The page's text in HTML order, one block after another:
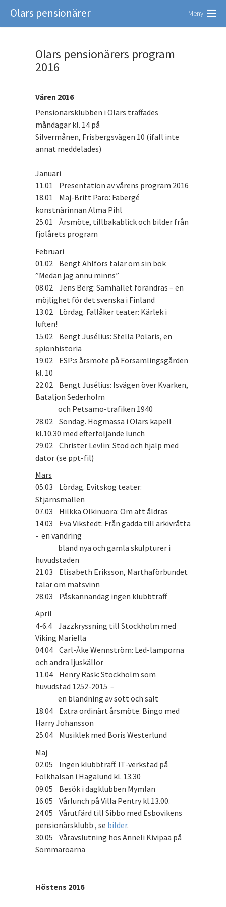
Olars pensionärer Meny
Olars pensionärers program
2016
Våren 2016
Pensionärsklubben i Olars träffades
måndagar kl. 14 på
Silvermånen, Frisbergsvägen 10 (ifall inte
annat meddelades)
Januari
11.01 Presentation av vårens program 2016
18.01 Maj-Britt Paro: Fabergé
konstnärinnan Alma Pihl
25.01 Årsmöte, tillbakablick och bilder från
fjolårets program
Februari
01.02 Bengt Ahlfors talar om sin bok
”Medan jag ännu minns”
08.02 Jens Berg: Samhället förändras – en
möjlighet för det svenska i Finland
13.02 Lördag. Fallåker teater: Kärlek i
luften!
15.02 Bengt Jusélius: Stella Polaris, en
spionhistoria
19.02 ESP:s årsmöte på Församlingsgården
kl. 10
22.02 Bengt Jusélius: Isvägen över Kvarken,
Bataljon Sederholm
och Petsamo-trafiken 1940
28.02 Söndag. Högmässa i Olars kapell
kl.10.30 med efterföljande lunch
29.02 Christer Levlin: Stöd och hjälp med
dator (se ppt-fil)
Mars
05.03 Lördag. Evitskog teater:
Stjärnsmällen
07.03 Hilkka Olkinuora: Om att åldras
14.03 Eva Vikstedt: Från gädda till arkivråtta
- en vandring
bland nya och gamla skulpturer i
huvudstaden
21.03 Elisabeth Eriksson, Marthaförbundet
talar om matsvinn
28.03 Påskannandag ingen klubbträff
April
4-6.4 Jazzkryssning till Stockholm med
Viking Mariella
04.04 Carl-Åke Wennström: Led-lamporna
och andra ljuskällor
11.04 Henry Rask: Stockholm som
huvudstad 1252-2015 –
en blandning av sött och salt
18.04 Extra ordinärt årsmöte. Bingo med
Harry Johansson
25.04 Musiklek med Boris Westerlund
Maj
02.05 Ingen klubbträff. IT-verkstad på
Folkhälsan i Hagalund kl. 13.30
09.05 Besök i dagklubben Mymlan
16.05 Vårlunch på Villa Pentry kl.13.00.
24.05 Vårutfärd till Sibbo med Esbovikens
pensionärsklubb , se bilder.
30.05 Våravslutning hos Anneli Kivipää på
Sommaröarna
Höstens 2016